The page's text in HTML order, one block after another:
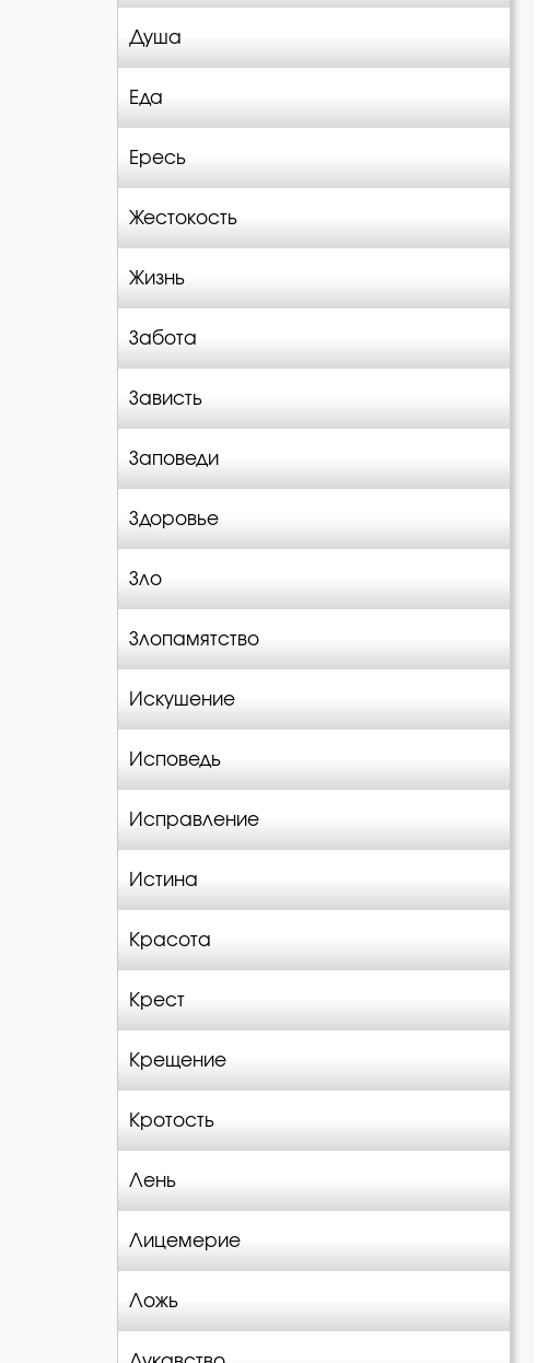
Душа
Еда
Ересь
Жестокость
Жизнь
Забота
Зависть
Заповеди
Здоровье
Зло
Злопамятство
Искушение
Исповедь
Исправление
Истина
Красота
Крест
Крещение
Кротость
Лень
Лицемерие
Ложь